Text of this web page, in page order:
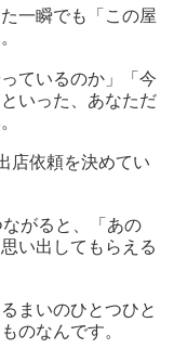
一瞬でも「この屋
ているのか」「今
いった、あなただ
店依頼を決めてい
がると、「あの
い出してもらえる
まいのひとつひと
のなんです。